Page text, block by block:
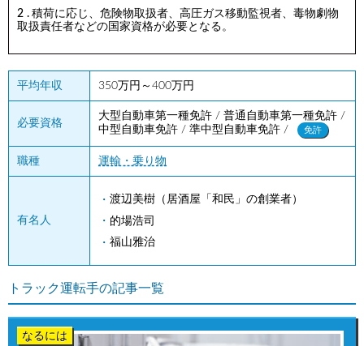
積荷に応じ、危険物取扱者、高圧ガス移動監視者、毒物劇物
取扱責任者などの国家資格が必要となる。
平均年収 350万円～400万円
必要資格
大型自動車第一種免許 / 普通自動車第一種免許 /
中型自動車免許 / 準中型自動車免許 /
免許
職種 運輸・乗り物
有名人
渡辺美樹（居酒屋「和民」の創業者）
的場浩司
福山雅治
トラック運転手の記事一覧
なるには